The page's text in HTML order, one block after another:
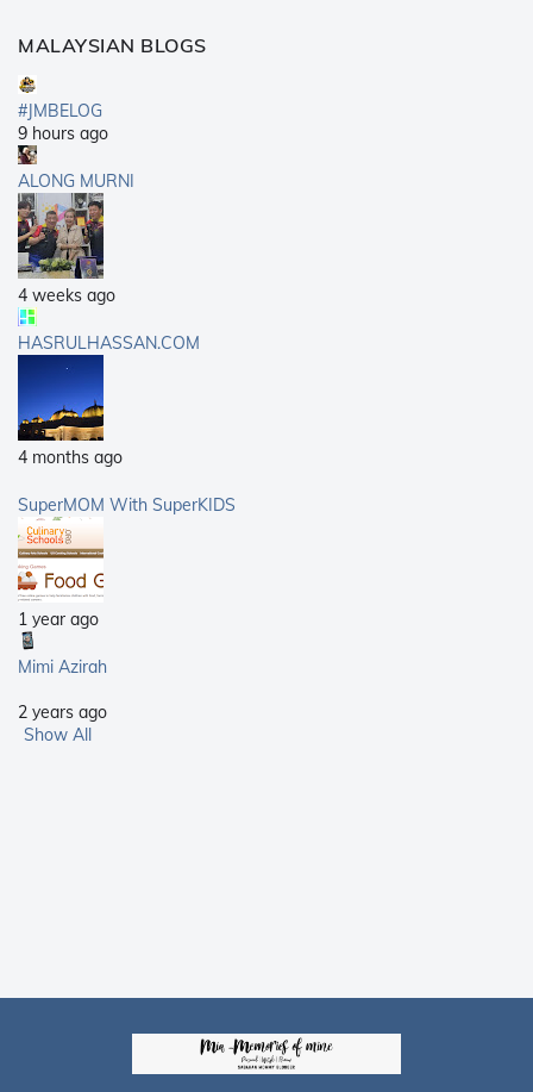
MALAYSIAN BLOGS
#JMBELOG
9 hours ago
ALONG MURNI
4 weeks ago
HASRULHASSAN.COM
4 months ago
SuperMOM With SuperKIDS
1 year ago
Mimi Azirah
2 years ago
Show All